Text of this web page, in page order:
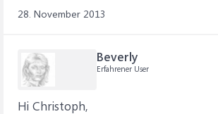
28. November 2013
Beverly
Erfahrener User
Hi Christoph,